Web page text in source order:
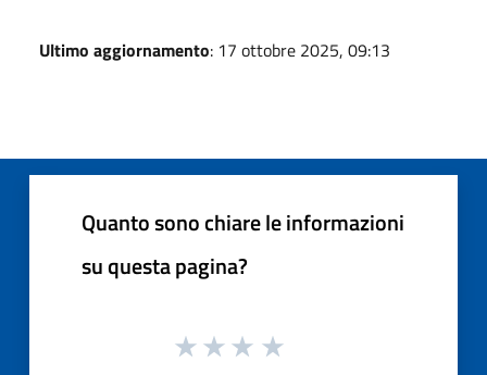
Ultimo aggiornamento: 17 ottobre 2025, 09:13
Quanto sono chiare le informazioni
su questa pagina?